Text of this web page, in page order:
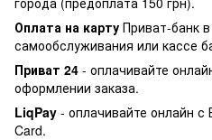
Оплата на карту Приват-банк
самообслуживания или кассе
Приват 24 - оплачивайте
оформлении заказа.
LiqPay - оплачивайте онлайн
Card.